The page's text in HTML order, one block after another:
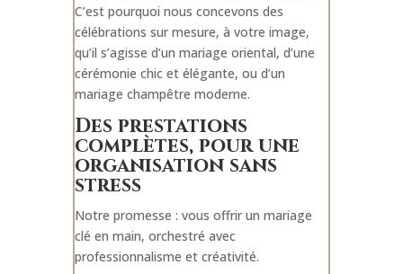
C’est pourquoi nous concevons des
célébrations sur mesure, à votre image,
qu’il s’agisse d’un mariage oriental, d’une
cérémonie chic et élégante, ou d’un
mariage champêtre moderne.
Des prestations
complètes, pour une
organisation sans
stress
Notre promesse : vous offrir un mariage
clé en main, orchestré avec
professionnalisme et créativité.